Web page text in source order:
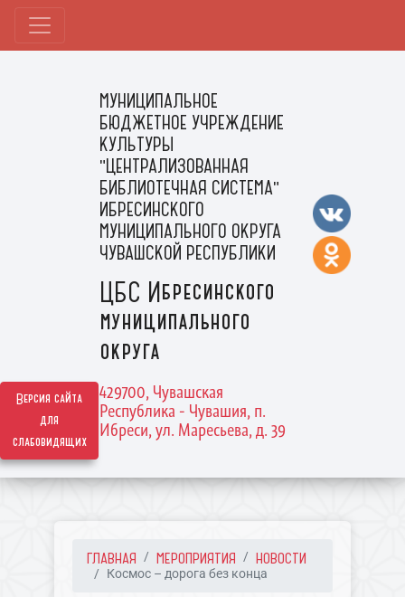
Версия сайта
для
слабовидящих
МУНИЦИПАЛЬНОЕ
БЮДЖЕТНОЕ УЧРЕЖДЕНИЕ
КУЛЬТУРЫ
"ЦЕНТРАЛИЗОВАННАЯ
БИБЛИОТЕЧНАЯ СИСТЕМА"
ИБРЕСИНСКОГО
МУНИЦИПАЛЬНОГО ОКРУГА
ЧУВАШСКОЙ РЕСПУБЛИКИ
ЦБС Ибресинского
муниципального
округа
429700, Чувашская
Республика - Чувашия, п.
Ибреси, ул. Маресьева, д. 39
ГЛАВНАЯ МЕРОПРИЯТИЯ НОВОСТИ
Космос – дорога без конца